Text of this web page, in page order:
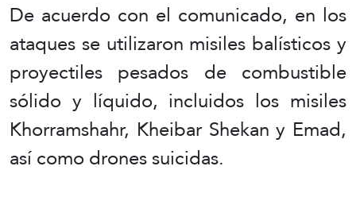
De acuerdo con el comunicado, en los
ataques se utilizaron misiles balísticos y
proyectiles pesados de combustible
sólido y líquido, incluidos los misiles
Khorramshahr, Kheibar Shekan y Emad,
así como drones suicidas.